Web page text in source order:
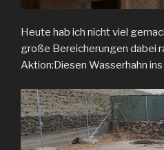
Heute hab ich nicht viel
große Bereicherungen dabei
Aktion:Diesen Wasserhahn